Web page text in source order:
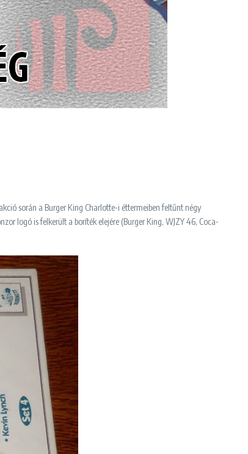
során a Burger King Charlotte-i éttermeiben feltűnt négy
logó is felkerült a boríték elejére (Burger King, WJZY 46, Coca-